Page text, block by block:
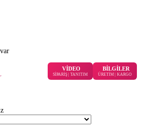
VİDEO
SİPARİŞ | TANITIM
BİLGİLER
ÜRETİM | KARGO